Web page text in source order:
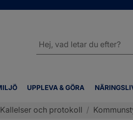
UPPLEVA & GÖRA
webbplatsen
Kallelser och protokoll /